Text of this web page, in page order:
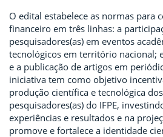
O edital estabelece as normas para
financeiro em três linhas: a
pesquisadores(as) em eventos
tecnológicos em território nacional;
e a publicação de artigos em
iniciativa tem como objetivo
produção científica e tecnológica
pesquisadores(as) do IFPE,
experiências e resultados e na
promove e fortalece a identidade